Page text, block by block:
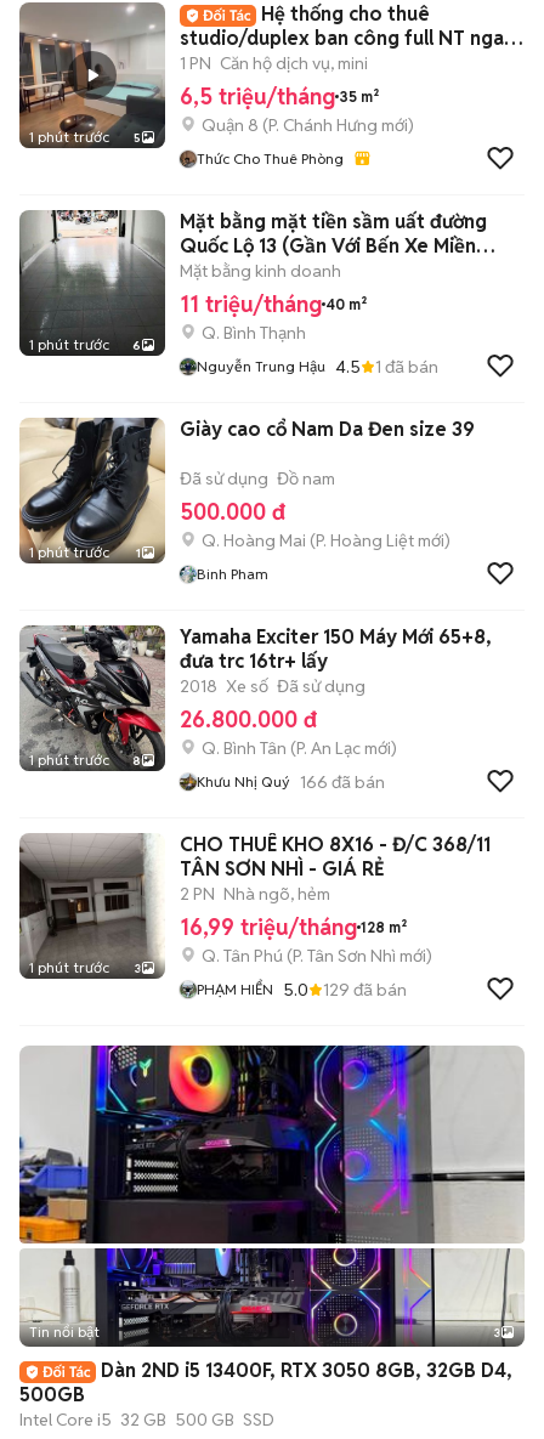
1 phút trước 5
Hệ thống cho thuê
studio/duplex ban công full NT ngay
trung tâm
1 PN Căn hộ dịch vụ, mini
6,5 triệu/tháng 35 m²
Quận 8 (P. Chánh Hưng mới)
Thức Cho Thuê Phòng
1 phút trước 6
Mặt bằng mặt tiền sầm uất đường
Quốc Lộ 13 (Gần Với Bến Xe Miền
Đông)
Mặt bằng kinh doanh
11 triệu/tháng 40 m²
Q. Bình Thạnh
Nguyễn Trung Hậu 4.5 1 đã bán
1 phút trước 1
Giày cao cổ Nam Da Đen size 39
Đã sử dụng Đồ nam
500.000 đ
Q. Hoàng Mai (P. Hoàng Liệt mới)
Binh Pham
1 phút trước 8
Yamaha Exciter 150 Máy Mới 65+8,
đưa trc 16tr+ lấy
2018 Xe số Đã sử dụng
26.800.000 đ
Q. Bình Tân (P. An Lạc mới)
Khưu Nhị Quý 166 đã bán
1 phút trước 3
CHO THUÊ KHO 8X16 - Đ/C 368/11
TÂN SƠN NHÌ - GIÁ RẺ
2 PN Nhà ngõ, hẻm
16,99 triệu/tháng 128 m²
Q. Tân Phú (P. Tân Sơn Nhì mới)
PHẠM HIỂN 5.0 129 đã bán
Tin nổi bật 3
Dàn 2ND i5 13400F, RTX 3050 8GB, 32GB D4,
500GB
Intel Core i5 32 GB 500 GB SSD